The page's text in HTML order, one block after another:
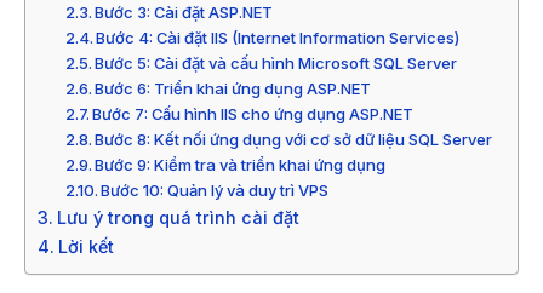
Bước 3: Cài đặt ASP.NET
Bước 4: Cài đặt IIS (Internet Information Services)
Bước 5: Cài đặt và cấu hình Microsoft SQL Server
Bước 6: Triển khai ứng dụng ASP.NET
Bước 7: Cấu hình IIS cho ứng dụng ASP.NET
Bước 8: Kết nối ứng dụng với cơ sở dữ liệu SQL Server
Bước 9: Kiểm tra và triển khai ứng dụng
Bước 10: Quản lý và duy trì VPS
Lưu ý trong quá trình cài đặt
Lời kết